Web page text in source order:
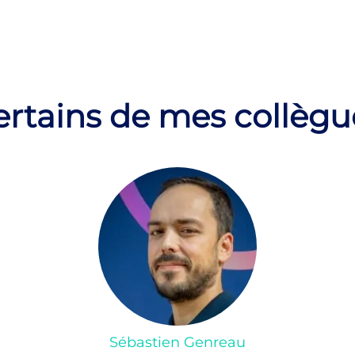
de mes
Sébastien Genreau